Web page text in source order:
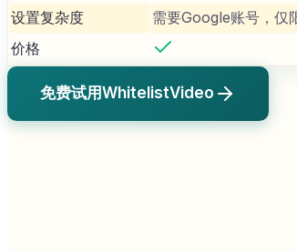
设置复杂度
需要Google账号，
价格
免费试用WhitelistVideo